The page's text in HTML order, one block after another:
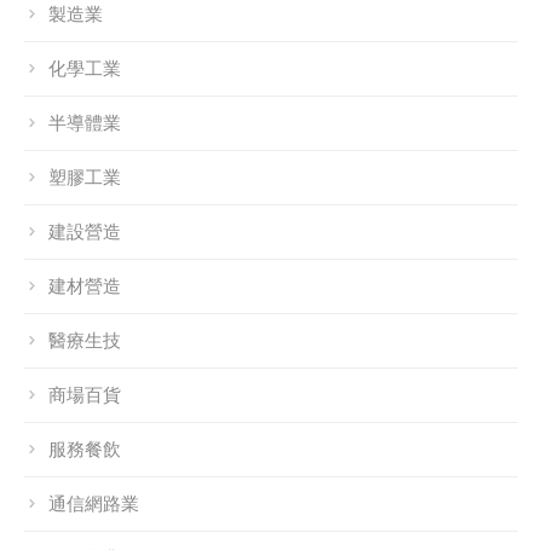
製造業
化學工業
半導體業
塑膠工業
建設營造
建材營造
醫療生技
商場百貨
服務餐飲
通信網路業